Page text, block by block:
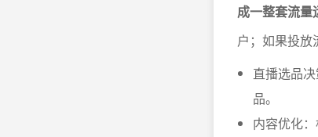
成一整套流量
户；如果投放
直播选品
品。
内容优化